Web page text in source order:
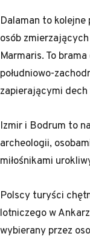
Dalaman to
osób
Marmaris. To
południowo-
zapierającymi
Izmir i Bodrum to
archeologii,
miłośnikami
Polscy turyści
lotniczego w
wybierany przez